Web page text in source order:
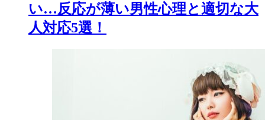
い…反応が薄い男性心理と適切な大
人対応5選！